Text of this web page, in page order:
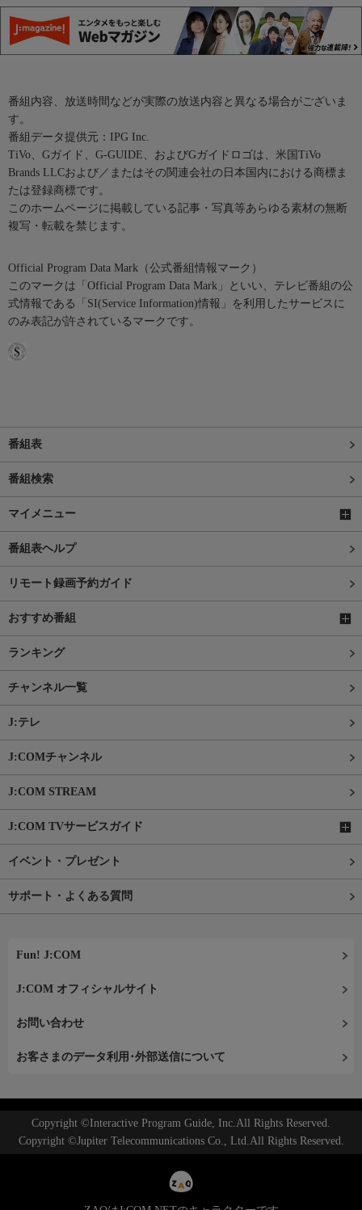
番組内容、放送時間などが実際の放送内容と異なる場合がございま
す。
番組データ提供元：IPG Inc.
TiVo、Gガイド、G-GUIDE、およびGガイドロゴは、米国TiVo
Brands LLCおよび／またはその関連会社の日本国内における商標ま
たは登録商標です。
このホームページに掲載している記事・写真等あらゆる素材の無断
複写・転載を禁じます。
Official Program Data Mark（公式番組情報マーク）
このマークは「Official Program Data Mark」といい、テレビ番組の公
式情報である「SI(Service Information)情報」を利用したサービスに
のみ表記が許されているマークです。
番組表
番組検索
マイメニュー
番組表ヘルプ
リモート録画予約ガイド
おすすめ番組
ランキング
チャンネル一覧
J:テレ
J:COMチャンネル
J:COM STREAM
J:COM TVサービスガイド
イベント・プレゼント
サポート・よくある質問
Fun! J:COM
J:COM オフィシャルサイト
お問い合わせ
お客さまのデータ利用･外部送信について
Copyright ©Interactive Program Guide, Inc.All Rights Reserved.
Copyright ©Jupiter Telecommunications Co., Ltd.All Rights Reserved.